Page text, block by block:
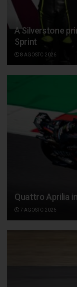
A Silverstone
Sprint
8 AGOSTO 2026
Quattro Aprilia
7 AGOSTO 2026